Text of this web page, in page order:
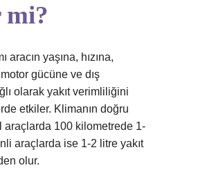
mi?
aracın yaşına, hızına,
gücüne ve dış
olarak yakıt verimliliğini
etkiler. Klimanın doğru
araçlarda 100 kilometrede 1-
araçlarda ise 1-2 litre yakıt
olur.